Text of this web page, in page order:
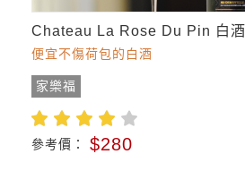
Chateau La Rose Du Pin 白酒
便宜不傷荷包的白酒
家樂福
參考價： $280